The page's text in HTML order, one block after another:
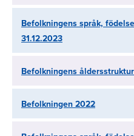
Befolkningens språk,
31.12.2023
Befolkningens
Befolkningen 2022